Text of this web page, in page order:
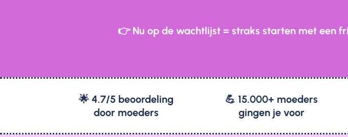
👉 Nu op de wachtlijst = straks starten met een
🌟 4.7/5 beoordeling
door moeders
💪 15.000+ moeders
gingen je voor